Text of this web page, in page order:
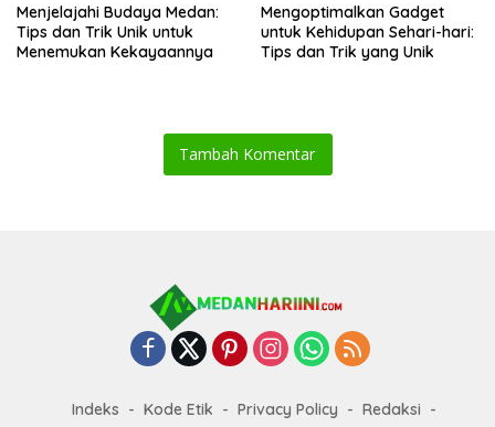
Menjelajahi Budaya Medan:
Tips dan Trik Unik untuk
Menemukan Kekayaannya
Mengoptimalkan Gadget
untuk Kehidupan Sehari-hari:
Tips dan Trik yang Unik
Tambah Komentar
Indeks Kode Etik Privacy Policy
Redaksi